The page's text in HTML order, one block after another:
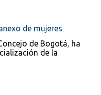
de mujeres
de Bogotá, ha
de la